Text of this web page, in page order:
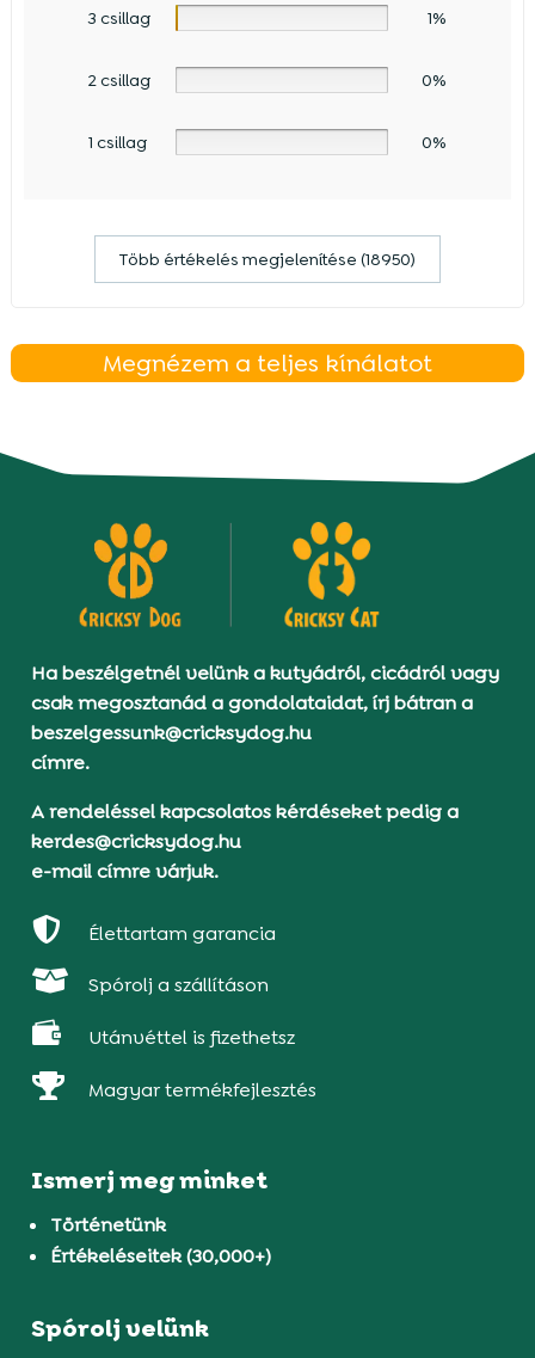
3 csillag 1%
2 csillag 0%
1 csillag 0%
Több értékelés megjelenítése (18950)
Megnézem a teljes kínálatot
Ha beszélgetnél velünk a kutyádról, cicádról vagy
csak megosztanád a gondolataidat, írj bátran a
beszelgessunk@cricksydog.hu
címre.
A rendeléssel kapcsolatos kérdéseket pedig a
kerdes@cricksydog.hu
e-mail címre várjuk.
 Élettartam garancia
 Spórolj a szállításon
 Utánvéttel is fizethetsz
 Magyar termékfejlesztés
Ismerj meg minket
Történetünk
Értékeléseitek (30,000+)
Spórolj velünk